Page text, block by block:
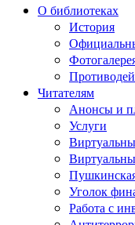
ЦБС
г.Каменск-
Шахтинский
О библиотеках
История
Читателям
Анонсы и
Услуги
Уголок
Работа с